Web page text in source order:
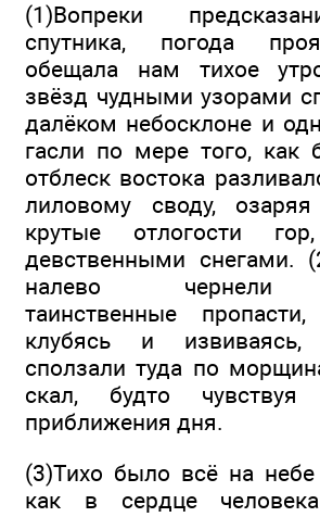
(1)Вопреки
спутника, погода
обещала нам тихое
звёзд чудными узорами
далёком небосклоне и
гасли по мере того, как
отблеск востока
лиловому своду, озаряя
крутые отлогости
девственными снегами.
налево чернели
таинственные
клубясь и
сползали туда по
скал, будто
приближения дня.
(3)Тихо было всё на
как в сердце